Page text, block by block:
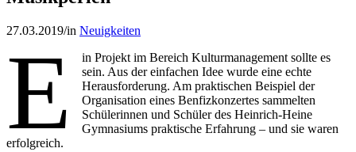
27.03.2019/in Neuigkeiten
E
in Projekt im Bereich Kulturmanagement sollte es
sein. Aus der einfachen Idee wurde eine echte
Herausforderung. Am praktischen Beispiel der
Organisation eines Benfizkonzertes sammelten
Schülerinnen und Schüler des Heinrich-Heine
Gymnasiums praktische Erfahrung – und sie waren
erfolgreich.